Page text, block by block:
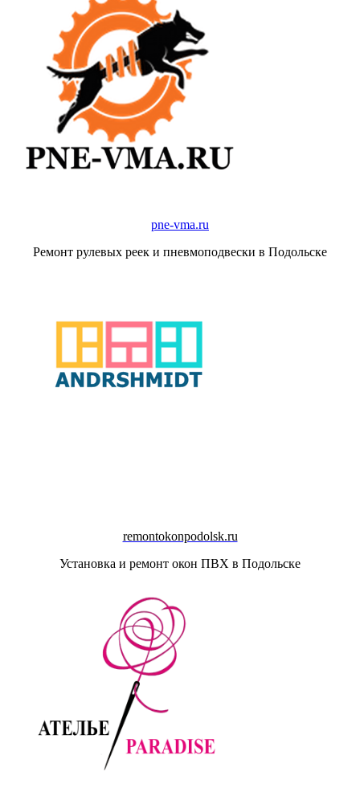
pne-vma.ru
Ремонт рулевых реек и пневмоподвески в Подольске
remontokonpodolsk.ru
Установка и ремонт окон ПВХ в Подольске